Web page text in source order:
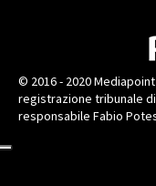
© 2016 - 2020 Mediapoint
registrazione tribunale
responsabile Fabio